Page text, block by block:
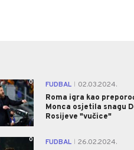
0 FUDBAL
02.03.2024.
Roma igra kao
Monca osjetila snagu
Rosijeve "vučice"
0 FUDBAL
26.02.2024.